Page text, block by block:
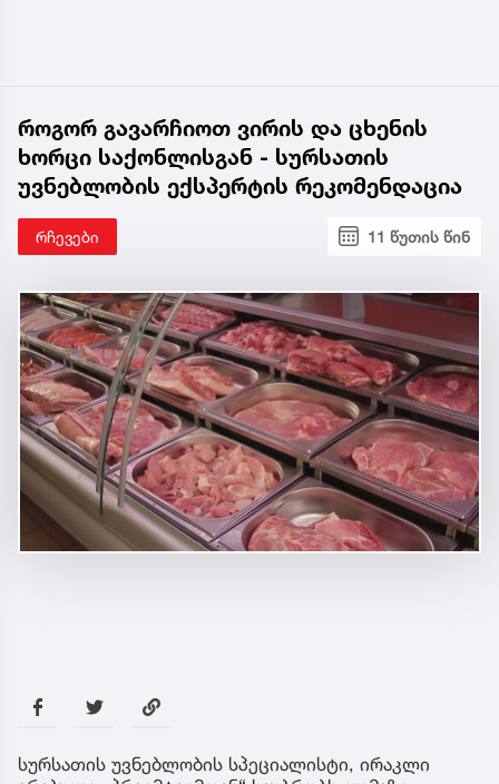
როგორ გავარჩიოთ ვირის და ცხენის
ხორცი საქონლისგან - სურსათის
უვნებლობის ექსპერტის რეკომენდაცია
რჩევები 11 წუთის წინ
სურსათის უვნებლობის სპეციალისტი, ირაკლი